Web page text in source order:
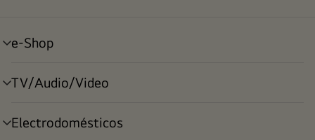
e-Shop
alternar
TV/Audio/Video
alternar
Electrodomésticos
alternar